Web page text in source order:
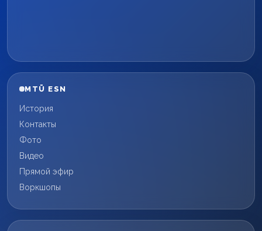
MTÜ ESN
История
Контакты
Фото
Видео
Прямой эфир
Воркшопы